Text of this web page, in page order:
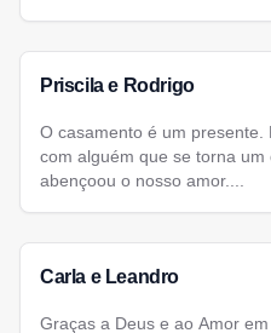
Priscila e Rodrigo
O casamento é um
com alguém que se torna
abençoou o nosso amor....
Carla e Leandro
Graças a Deus e ao Amor